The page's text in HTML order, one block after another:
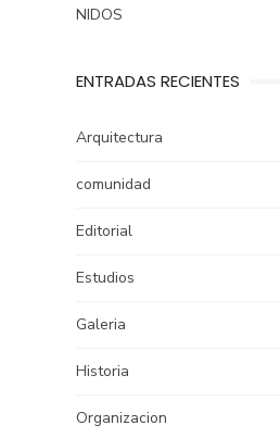
NIDOS
ENTRADAS RECIENTES
Arquitectura
comunidad
Editorial
Estudios
Galeria
Historia
Organizacion